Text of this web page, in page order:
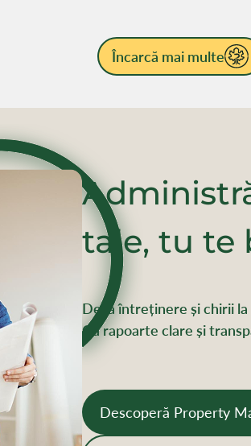
Încarcă mai multe
tale, tu te
De la întreținere și chirii
Cu rapoarte clare și
Descoperă Property